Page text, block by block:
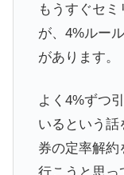
もうすぐセ
が、4%ルー
があります。
よく4%ずつ
いるという話
券の定率解約
行こうと思っ